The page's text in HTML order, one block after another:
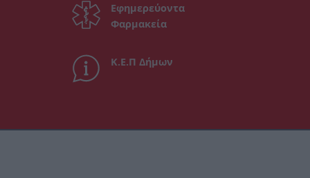
Εφημερεύοντα
Φαρμακεία
Κ.Ε.Π Δήμων